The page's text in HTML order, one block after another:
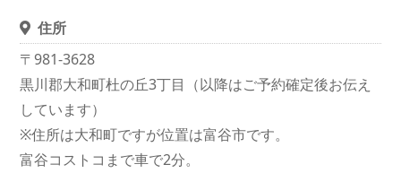
住所
〒981-3628
黒川郡大和町杜の丘3丁目（以降はご予約確定後お伝え
しています）
※住所は大和町ですが位置は富谷市です。
富谷コストコまで車で2分。